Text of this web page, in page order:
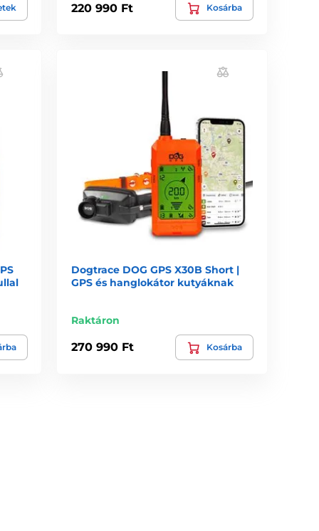
220 990 Ft Kosárba
Dogtrace DOG GPS X30B Short |
GPS és hanglokátor kutyáknak
Raktáron
270 990 Ft Kosárba